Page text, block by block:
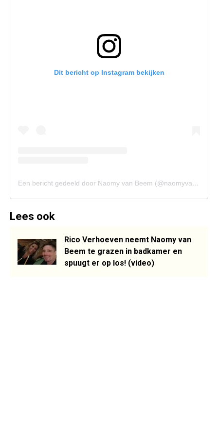
Dit bericht op Instagram bekijken
Een bericht gedeeld door Naomy van Beem (@naomyvanbeem)
Lees ook
Rico Verhoeven neemt Naomy van
Beem te grazen in badkamer en
spuugt er op los! (video)